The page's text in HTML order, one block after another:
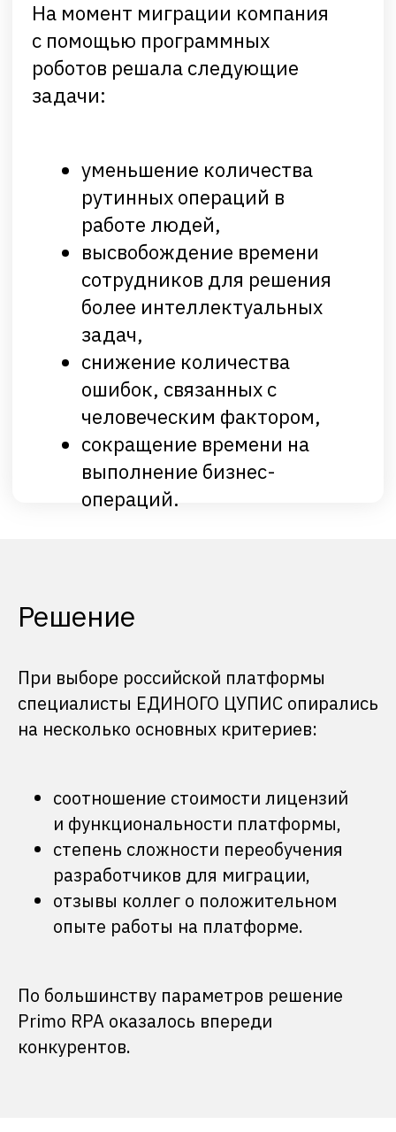
Решение
При выборе российской платформы
специалисты ЕДИНОГО ЦУПИС опирались
на несколько основных критериев:
соотношение стоимости лицензий
и функциональности платформы,
степень сложности переобучения
разработчиков для миграции,
отзывы коллег о положительном
опыте работы на платформе.
По большинству параметров решение
Primo RPA оказалось впереди
конкурентов.
Лицензионная политика Primo RPA
политику UiPath. У обоих вендоров
есть годовые лицензии, причем у
российского вендора стоимость
оказалась ниже.
Антон Тумаков
менеджер проектов роботизации
Антон Тумаков